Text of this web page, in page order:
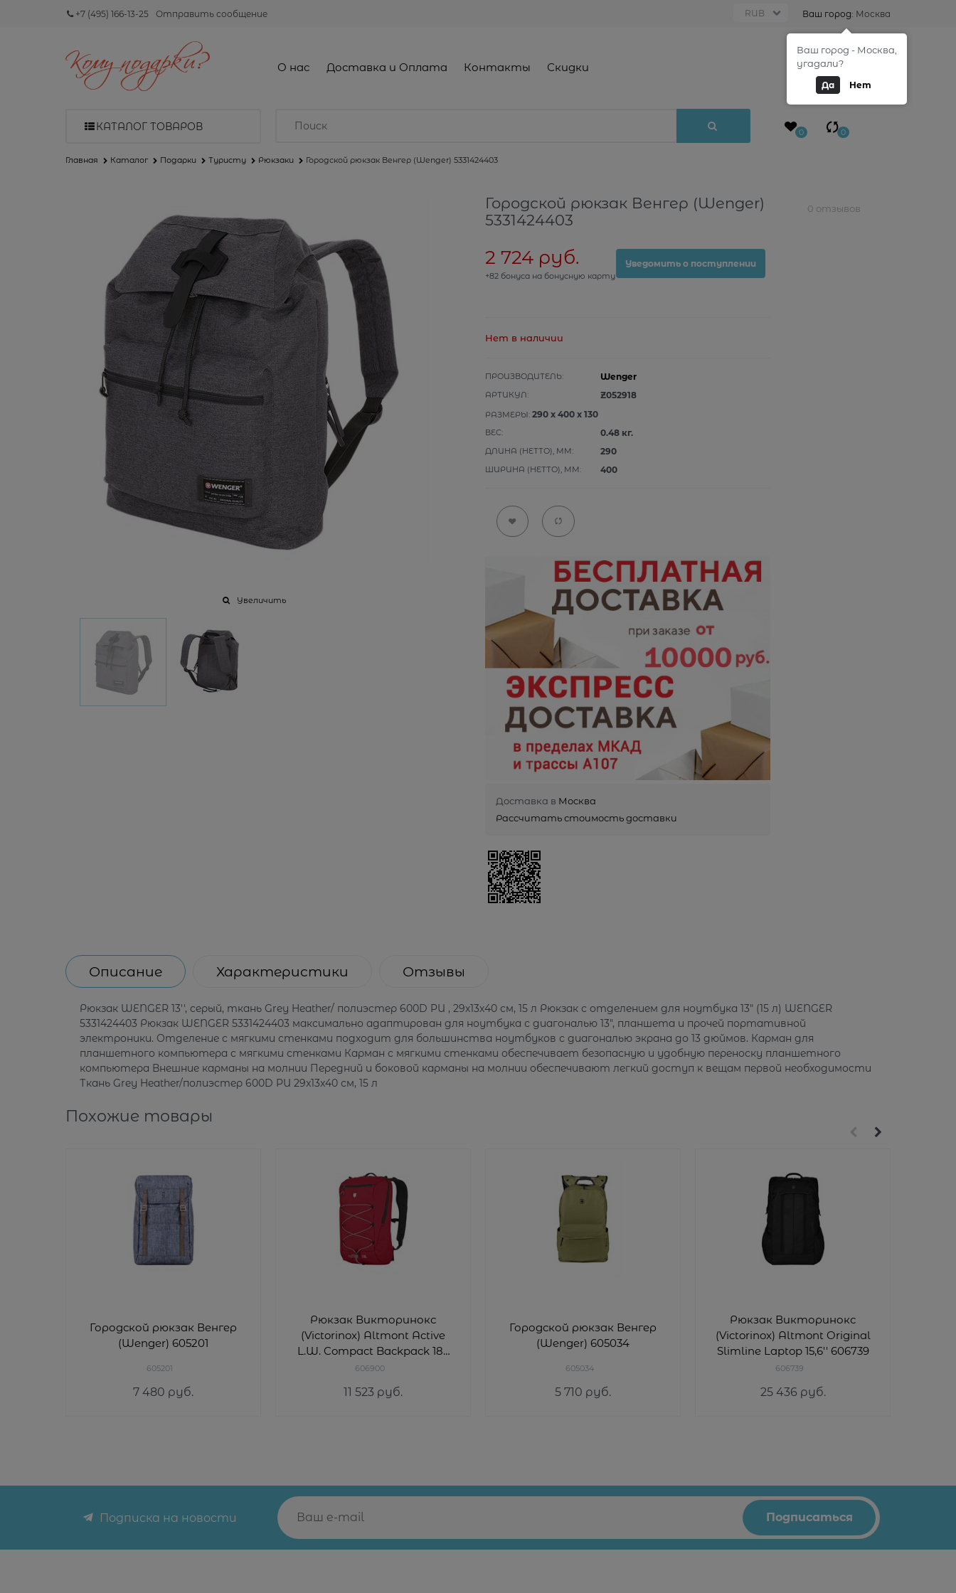
+7 (495) 166-13-25 Отправить сообщение Ваш город: Москва
О нас Доставка и Оплата Контакты Скидки
0
КАТАЛОГ ТОВАРОВ 0 0
Главная Каталог Подарки Туристу Рюкзаки Городской рюкзак Венгер (Wenger) 5331424403
Увеличить
Городской рюкзак Венгер (Wenger)
5331424403
2 724 руб.
+82 бонуса на бонусную карту
Уведомить о поступлении
Нет в наличии
ПРОИЗВОДИТЕЛЬ: Wenger
АРТИКУЛ: Z052918
РАЗМЕРЫ: 290 x 400 x 130
ВЕС: 0.48кг.
ДЛИНА (НЕТТО), ММ: 290
ШИРИНА (НЕТТО), ММ: 400
Доставка в Москва
Рассчитать стоимость доставки
0 отзывов
Описание Характеристики Отзывы
Рюкзак WENGER 13'', cерый, ткань Grey Heather/ полиэстер 600D PU , 29х13х40 см, 15 л Рюкзак с отделением для ноутбука 13" (15 л) WENGER
5331424403 Рюкзак WENGER 5331424403 максимально адаптирован для ноутбука с диагональю 13", планшета и прочей портативной
электроники. Отделение с мягкими стенками подходит для большинства ноутбуков с диагональю экрана до 13 дюймов. Карман для
планшетного компьютера с мягкими стенками Карман с мягкими стенками обеспечивает безопасную и удобную переноску планшетного
компьютера Внешние карманы на молнии Передний и боковой карманы на молнии обеспечивают легкий доступ к вещам первой необходимости
Ткань Grey Heather/полиэстер 600D PU 29x13x40 см, 15 л
Похожие товары
Городской рюкзак Венгер
(Wenger) 605201
605201
7 480 руб.
Рюкзак Викторинокс
(Victorinox) Altmont Active
L.W. Compact Backpack 18л
606900
606900
11 523 руб.
Городской рюкзак Венгер
(Wenger) 605034
605034
5 710 руб.
Рюкзак Викторинокс
(Victorinox) Altmont Original
Slimline Laptop 15,6'' 606739
606739
25 436 руб.
Подписка на новости
Ваш город - Москва,
угадали?
Да Нет